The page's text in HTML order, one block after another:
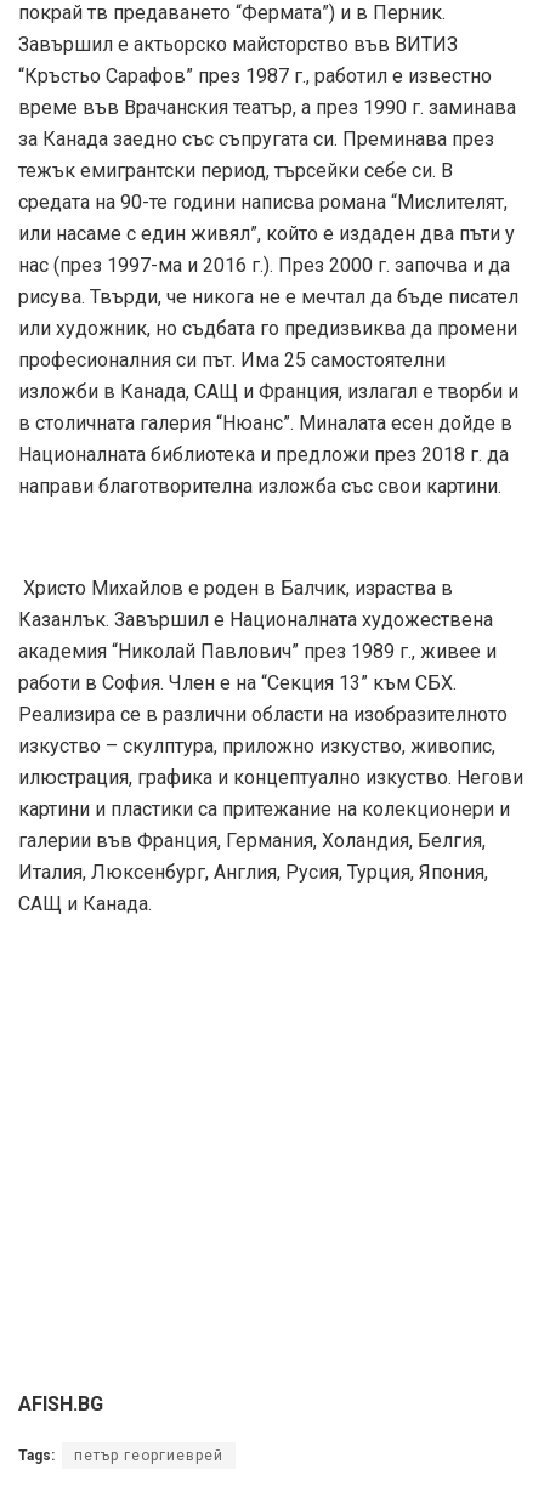
покрай тв предаването “Фермата”) и в Перник.
Завършил е актьорско майсторство във ВИТИЗ
“Кръстьо Сарафов” през 1987 г., работил е известно
време във Врачанския театър, а през 1990 г. заминава
за Канада заедно със съпругата си. Преминава през
тежък емигрантски период, търсейки себе си. В
средата на 90-те години написва романа “Мислителят,
или насаме с един живял”, който е издаден два пъти у
нас (през 1997-ма и 2016 г.). През 2000 г. започва и да
рисува. Твърди, че никога не е мечтал да бъде писател
или художник, но съдбата го предизвиква да промени
професионалния си път. Има 25 самостоятелни
изложби в Канада, САЩ и Франция, излагал е творби и
в столичната галерия “Нюанс”. Миналата есен дойде в
Националната библиотека и предложи през 2018 г. да
направи благотворителна изложба със свои картини.
Христо Михайлов е роден в Балчик, израства в
Казанлък. Завършил е Националната художествена
академия “Николай Павлович” през 1989 г., живее и
работи в София. Член е на “Секция 13” към СБХ.
Реализира се в различни области на изобразителното
изкуство – скулптура, приложно изкуство, живопис,
илюстрация, графика и концептуално изкуство. Негови
картини и пластики са притежание на колекционери и
галерии във Франция, Германия, Холандия, Белгия,
Италия, Люксенбург, Англия, Русия, Турция, Япония,
САЩ и Канада.
AFISH.BG
Tags: петър георгиеврей